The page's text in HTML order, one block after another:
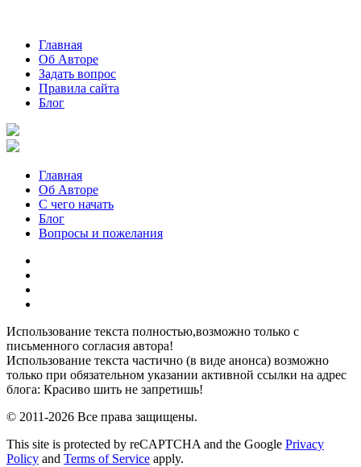
Главная
Об Авторе
Задать вопрос
Правила сайта
Блог
Главная
Об Авторе
С чего начать
Блог
Вопросы и пожелания
Использование текста полностью,возможно только с
письменного согласия автора!
Использование текста частично (в виде анонса) возможно
только при обязательном указании активной ссылки на адрес
блога: Красиво шить не запретишь!
© 2011-2026 Все права защищены.
This site is protected by reCAPTCHA and the Google Privacy
Policy and Terms of Service apply.